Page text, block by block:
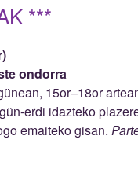
***
ondorra
15or–18or
erdi idazteko
emaiteko gisan.